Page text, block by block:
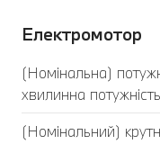
Електромотор
(Номінальна)
хвилинна
(Номінальний)